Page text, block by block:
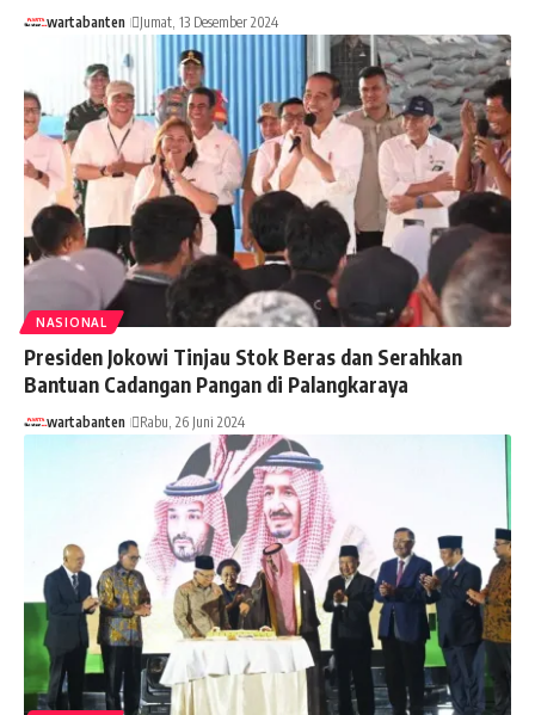
wartabanten Jumat, 13 Desember 2024
NASIONAL
Presiden Jokowi Tinjau Stok Beras dan Serahkan
Bantuan Cadangan Pangan di Palangkaraya
wartabanten Rabu, 26 Juni 2024